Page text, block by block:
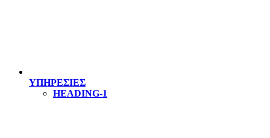
ΥΠΗΡΕΣΙΕΣ
HEADING-1